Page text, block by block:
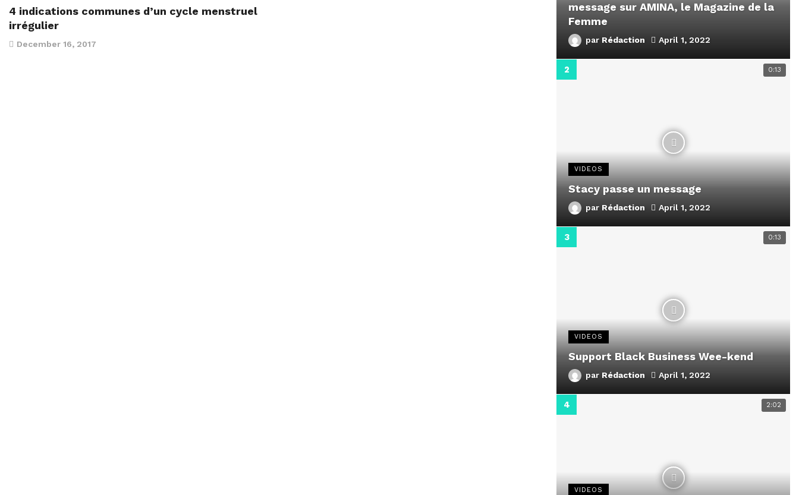
4 indications communes d’un cycle menstruel
irrégulier
December 16, 2017
message sur AMINA, le Magazine de la
Femme
par Rédaction April 1, 2022
0:13
VIDEOS
Stacy passe un message
par Rédaction April 1, 2022
0:13
VIDEOS
Support Black Business Wee-kend
par Rédaction April 1, 2022
2:02
VIDEOS